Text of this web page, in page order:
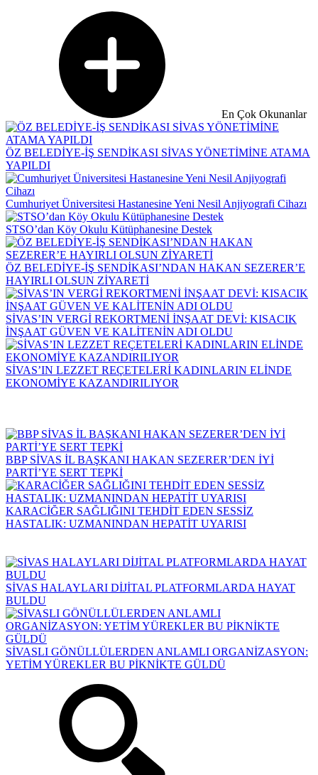
En Çok Okunanlar
ÖZ BELEDİYE-İŞ SENDİKASI SİVAS YÖNETİMİNE ATAMA
YAPILDI
Cumhuriyet Üniversitesi Hastanesine Yeni Nesil Anjiyografi Cihazı
STSO’dan Köy Okulu Kütüphanesine Destek
ÖZ BELEDİYE-İŞ SENDİKASI’NDAN HAKAN SEZERER’E
HAYIRLI OLSUN ZİYARETİ
SİVAS’IN VERGİ REKORTMENİ İNŞAAT DEVİ: KISACIK
İNŞAAT GÜVEN VE KALİTENİN ADI OLDU
SİVAS’IN LEZZET REÇETELERİ KADINLARIN ELİNDE
EKONOMİYE KAZANDIRILIYOR
BBP SİVAS İL BAŞKANI HAKAN SEZERER’DEN İYİ
PARTİ’YE SERT TEPKİ
KARACİĞER SAĞLIĞINI TEHDİT EDEN SESSİZ
HASTALIK: UZMANINDAN HEPATİT UYARISI
SİVAS HALAYLARI DİJİTAL PLATFORMLARDA HAYAT
BULDU
SİVASLI GÖNÜLLÜLERDEN ANLAMLI ORGANİZASYON:
YETİM YÜREKLER BU PİKNİKTE GÜLDÜ